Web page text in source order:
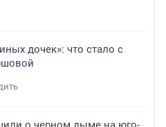
дочек»: что стало с